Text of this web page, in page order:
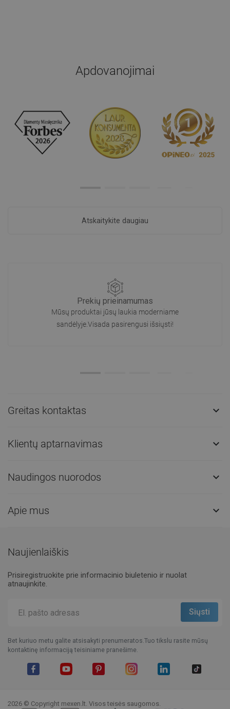
Apdovanojimai
Atskaitykite daugiau
Prekių prieinamumas
Mūsų produktai jūsų laukia moderniame
sandėlyje.Visada pasirengusi išsiųsti!
Greitas kontaktas 
Klientų aptarnavimas 
Naudingos nuorodos 
Apie mus 
Naujienlaiškis
Prisiregistruokite prie informacinio biuletenio ir nuolat
atnaujinkite.
Bet kuriuo metu galite atsisakyti prenumeratos.Tuo tikslu rasite mūsų
kontaktinę informaciją teisiniame pranešime.
2026 © Copyright mexen.lt. Visos teisės saugomos.